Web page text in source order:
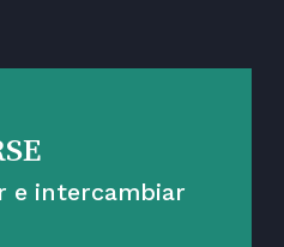
e intercambiar